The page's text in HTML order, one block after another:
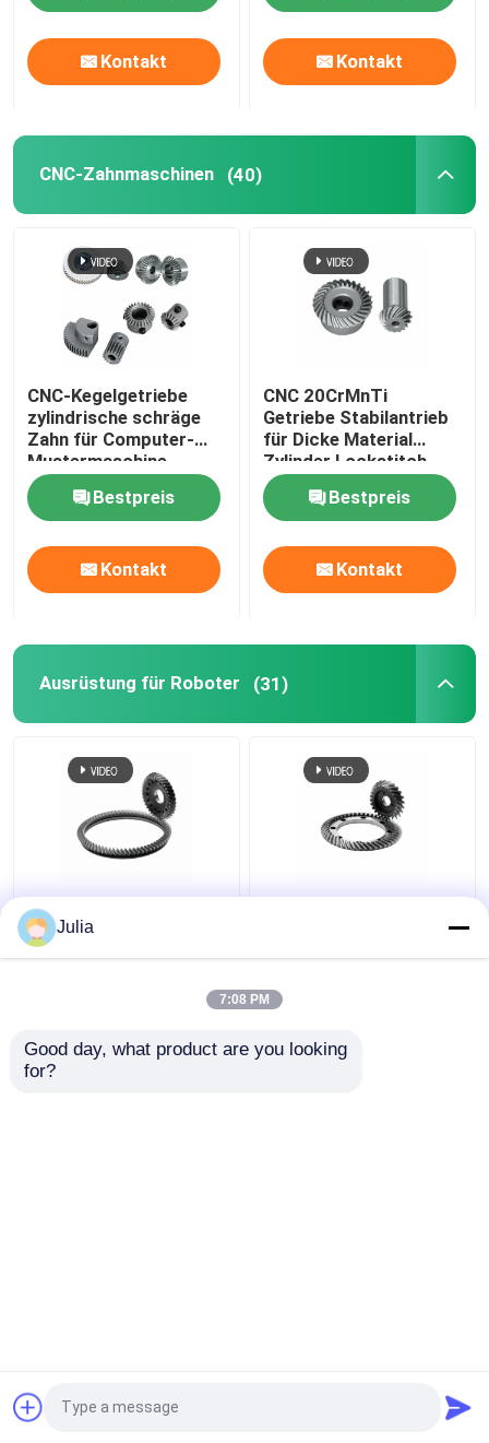
Kontakt Kontakt
CNC-Zahnmaschinen (40)
CNC-Kegelgetriebe
zylindrische schräge
Zahn für Computer-
Mustermaschine
Bestpreis
Kontakt
CNC 20CrMnTi
Getriebe Stabilantrieb
für Dicke Material
Zylinder Lockstitch
S/M
Bestpreis
Kontakt
Ausrüstung für Roboter (31)
Roboter-
Gelenkgetriebe Helical
Zahnschleifen für die
Harmonischer Antrieb
New Material Technology Co., LTD. All Rights
Julia
7:08 PM
Good day, what product are you looking
for?